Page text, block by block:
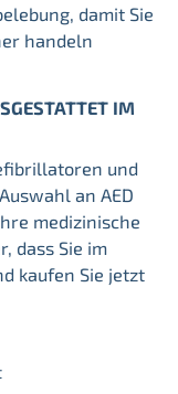
damit Sie
handeln
IM
und
an AED
medizinische
dass Sie im
kaufen Sie jetzt